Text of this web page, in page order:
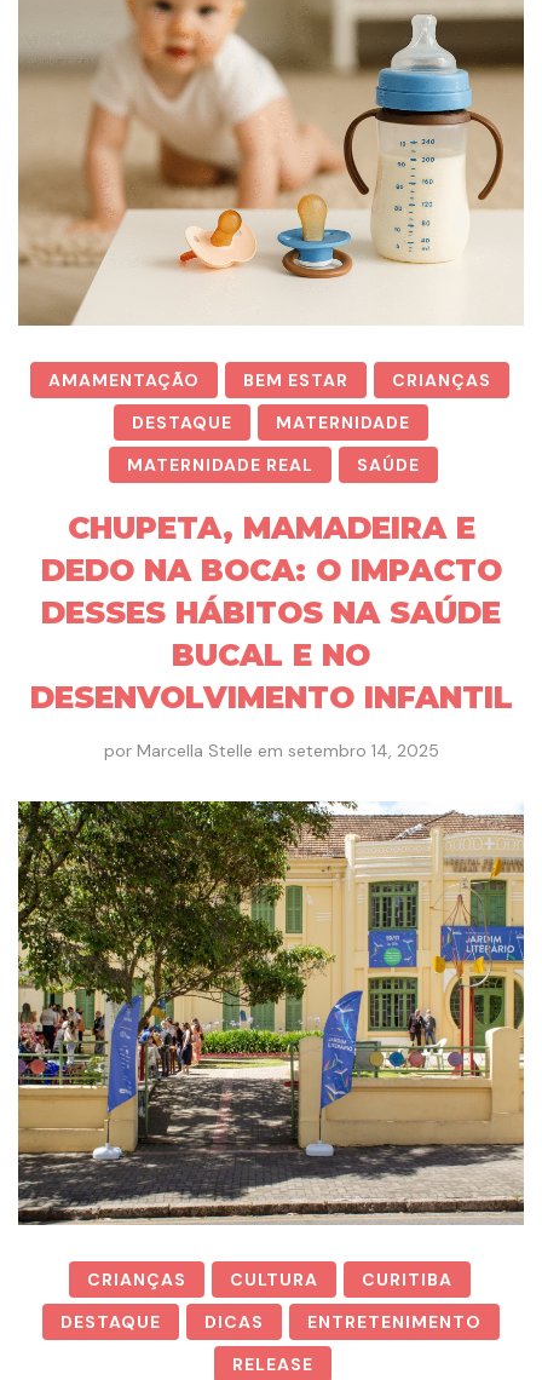
AMAMENTAÇÃO BEM ESTAR
CRIANÇAS
DESTAQUE
MATERNIDADE
MATERNIDADE REAL
SAÚDE
CHUPETA, MAMADEIRA E
DEDO NA BOCA: O IMPACTO
DESSES HÁBITOS NA SAÚDE
BUCAL E NO
DESENVOLVIMENTO INFANTIL
por Marcella Stelle em setembro 14, 2025
CRIANÇAS CULTURA
CURITIBA
DESTAQUE
DICAS
ENTRETENIMENTO
RELEASE